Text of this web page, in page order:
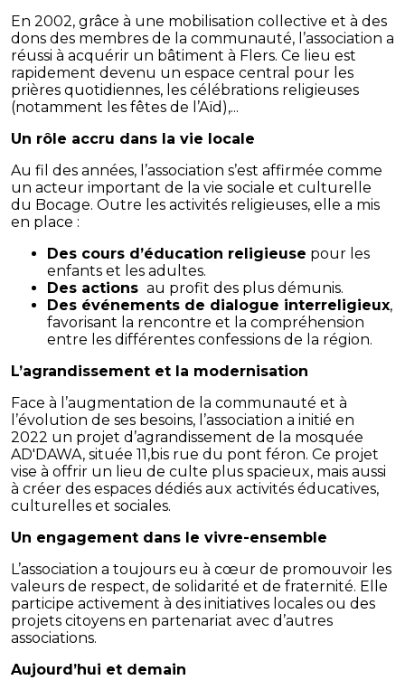
En 2002, grâce à une mobilisation collective et à des
dons des membres de la communauté, l’association a
réussi à acquérir un bâtiment à Flers. Ce lieu est
rapidement devenu un espace central pour les
prières quotidiennes, les célébrations religieuses
(notamment les fêtes de l’Aïd),...
Un rôle accru dans la vie locale
Au fil des années, l’association s’est affirmée comme
un acteur important de la vie sociale et culturelle
du Bocage. Outre les activités religieuses, elle a mis
en place :
Des cours d’éducation religieuse pour les
enfants et les adultes.
Des actions au profit des plus démunis.
Des événements de dialogue interreligieux,
favorisant la rencontre et la compréhension
entre les différentes confessions de la région.
L’agrandissement et la modernisation
Face à l’augmentation de la communauté et à
l’évolution de ses besoins, l’association a initié en
2022 un projet d’agrandissement de la mosquée
AD'DAWA, située 11,bis rue du pont féron. Ce projet
vise à offrir un lieu de culte plus spacieux, mais aussi
à créer des espaces dédiés aux activités éducatives,
culturelles et sociales.
Un engagement dans le vivre-ensemble
L’association a toujours eu à cœur de promouvoir les
valeurs de respect, de solidarité et de fraternité. Elle
participe activement à des initiatives locales ou des
projets citoyens en partenariat avec d’autres
associations.
Aujourd’hui et demain